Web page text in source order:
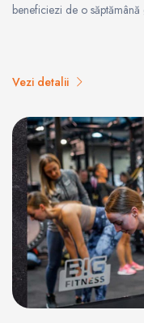
beneficiezi de o
Vezi detalii